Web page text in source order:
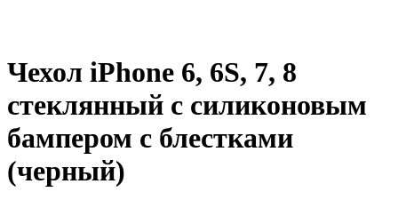
Чехол iPhone 6, 6S, 7, 8
стеклянный с силиконовым
бампером с блестками
(черный)